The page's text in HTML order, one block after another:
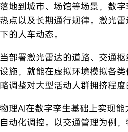
落地到城市、场馆等场景，数
热点以及长期通行规律。激光
下的人车动态。
当部署激光雷达的道路、交通
设施，就能在虚拟环境模拟各
略调整对大型活动人群拥挤程度
物理AI在数字孪生基础上实现能
自动化调控。以交通管理为例